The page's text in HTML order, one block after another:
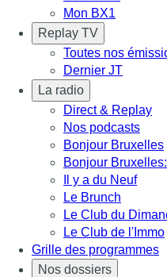
Mon BX1
Replay TV
Toutes nos
Dernier JT
La radio
Direct & Replay
Nos podcasts
Bonjour Bruxelles
Bonjour
Il y a du Neuf
Le Brunch
Le Club du
Le Club de l'Immo
Grille des programmes
Nos dossiers